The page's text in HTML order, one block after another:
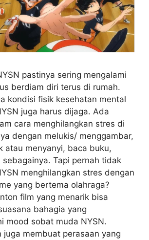
pastinya sering mengalami
berdiam diri terus di rumah.
kondisi fisik kesehatan mental
juga harus dijaga. Ada
cara menghilangkan stres di
dengan melukis/ menggambar,
atau menyanyi, baca buku,
Tapi pernah tidak
menghilangkan stres dengan
yang bertema olahraga?
film yang menarik bisa
bahagia yang
mood sobat muda NYSN.
juga membuat perasaan yang